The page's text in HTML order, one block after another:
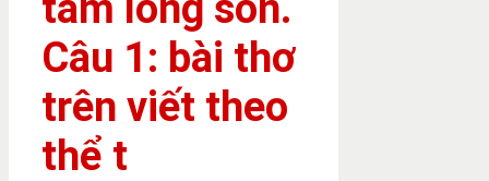
Câu 1: bài thơ
trên viết theo
thể t